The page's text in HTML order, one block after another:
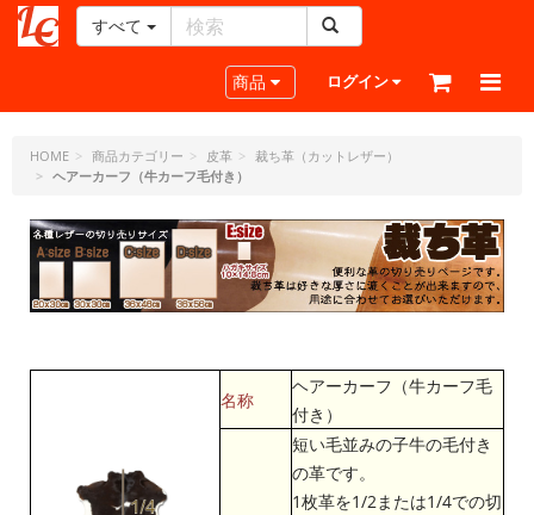
ー
ラ
フ
ド
ッ
ジ
すべて
Toggle navigation
商品 ログイン
HOME 商品カテゴリー 皮革
裁ち革（カットレザー）
ヘアーカーフ（牛カーフ毛付き）
名称
ヘアーカーフ（牛カーフ毛
付き）
短い毛並みの子牛の毛付き
の革です。
1枚革を1/2または1/4での切